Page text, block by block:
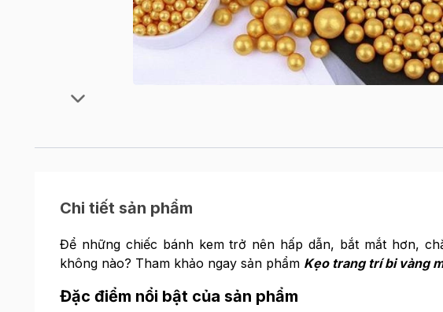
Chi tiết sản phẩm
Để những chiếc bánh kem trở nên hấp dẫn, bắt mắt hơn,
không nào? Tham khảo ngay sản phẩm Kẹo trang trí bi vàng
Đặc điểm nổi bật của sản phẩm